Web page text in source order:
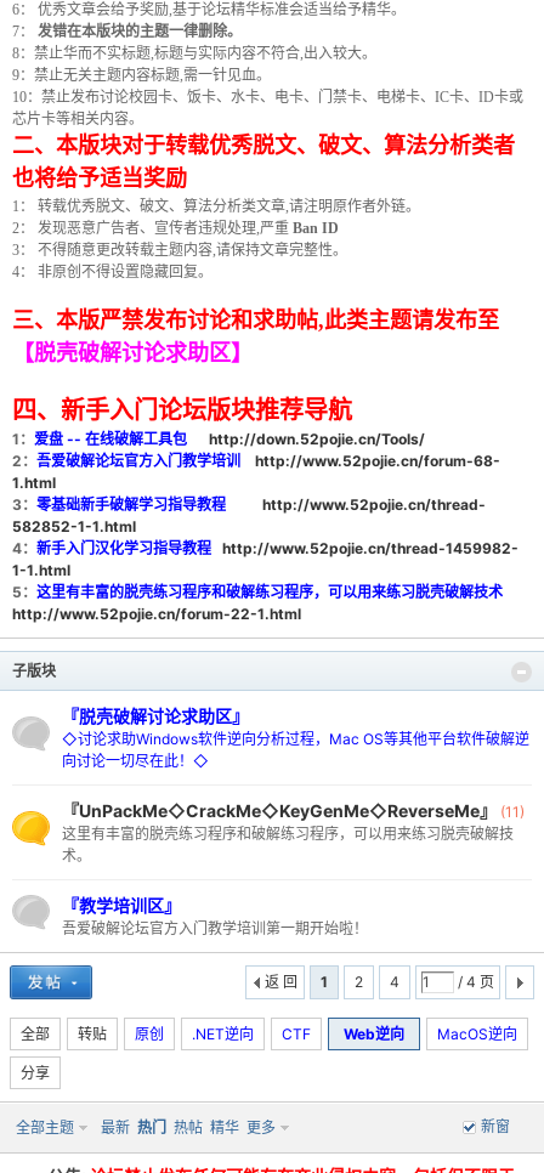
破
解
-
po
6： 优秀文章会给予奖励,基于论坛精华标准会适当给予精华。
7： 发错在本版块的主题一律删除。
8：禁止华而不实标题,标题与实际内容不符合,出入较大。
9：禁止无关主题内容标题,需一针见血。
10：禁止发布讨论校园卡、饭卡、水卡、电卡、门禁卡、电梯卡、IC卡、ID卡或
芯片卡等相关内容。
二、本版块对于转载优秀脱文、破文、算法分析类者
也将给予适当奖励
1： 转载优秀脱文、破文、算法分析类文章,请注明原作者外链。
2： 发现恶意广告者、宣传者违规处理,严重 Ban ID
3： 不得随意更改转载主题内容,请保持文章完整性。
4： 非原创不得设置隐藏回复。
三、本版严禁发布讨论和求助帖,此类主题请发布至
【脱壳破解讨论求助区】
四、新手入门论坛版块推荐导航
1： 爱盘 -- 在线破解工具包
http://down.52pojie.cn/Tools/
2： 吾爱破解论坛官方入门教学培训
http://www.52pojie.cn/forum-68-
1.html
3： 零基础新手破解学习指导教程
http://www.52pojie.cn/thread-
582852-1-1.html
4： 新手入门汉化学习指导教程 http://www.52pojie.cn/thread-1459982-
1-1.html
5： 这里有丰富的脱壳练习程序和破解练习程序，可以用来练习脱壳破解技术
http://www.52pojie.cn/forum-22-1.html
子版块
『脱壳破解讨论求助区』
◇讨论求助Windows软件逆向分析过程，Mac OS等其他平台软件破解逆
向讨论一切尽在此！◇
『UnPackMe◇CrackMe◇KeyGenMe◇ReverseMe』
(11)
这里有丰富的脱壳练习程序和破解练习程序，可以用来练习脱壳破解技
术。
『教学培训区』
吾爱破解论坛官方入门教学培训第一期开始啦！
1 2 4 / 4 页
返 回
全部 转贴 原创 .NET逆向 CTF Web逆向 MacOS逆向
分享
新窗
全部主题 最新 热门 热帖 精华 更多